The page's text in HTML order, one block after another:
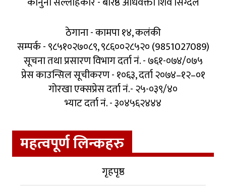
ठेगाना - कामपा १४, कलंकी
सम्पर्क - ९८५१०२७०८९, ९८६००२८५२० (9851027089)
सूचना तथा प्रसारण विभाग दर्ता नं. - ७६१-०७४/०७५
प्रेस काउन्सिल सूचीकरण - १०६३, दर्ता २०७४–१२–०१
गोरखा एक्सप्रेस दर्ता नं.- २५-०३९/४०
भ्याट दर्ता नं. - ३०४५६२४४४
महत्वपूर्ण लिन्कहरु
गृहपृष्ठ